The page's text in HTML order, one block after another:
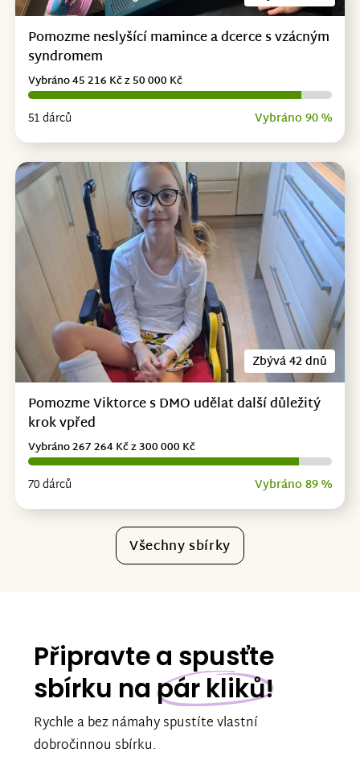
Pomozme neslyšící mamince a dcerce s vzácným
syndromem
51 dárců Vybráno 90 %
Vybráno 45 216 Kč z 50 000 Kč
Zbývá 42 dnů
Pomozme Viktorce s DMO udělat další důležitý
krok vpřed
70 dárců Vybráno 89 %
Vybráno 267 264 Kč z 300 000 Kč
Všechny sbírky
Připravte a spusťte
sbírku na pár kliků!
Rychle a bez námahy spustíte vlastní
dobročinnou sbírku.